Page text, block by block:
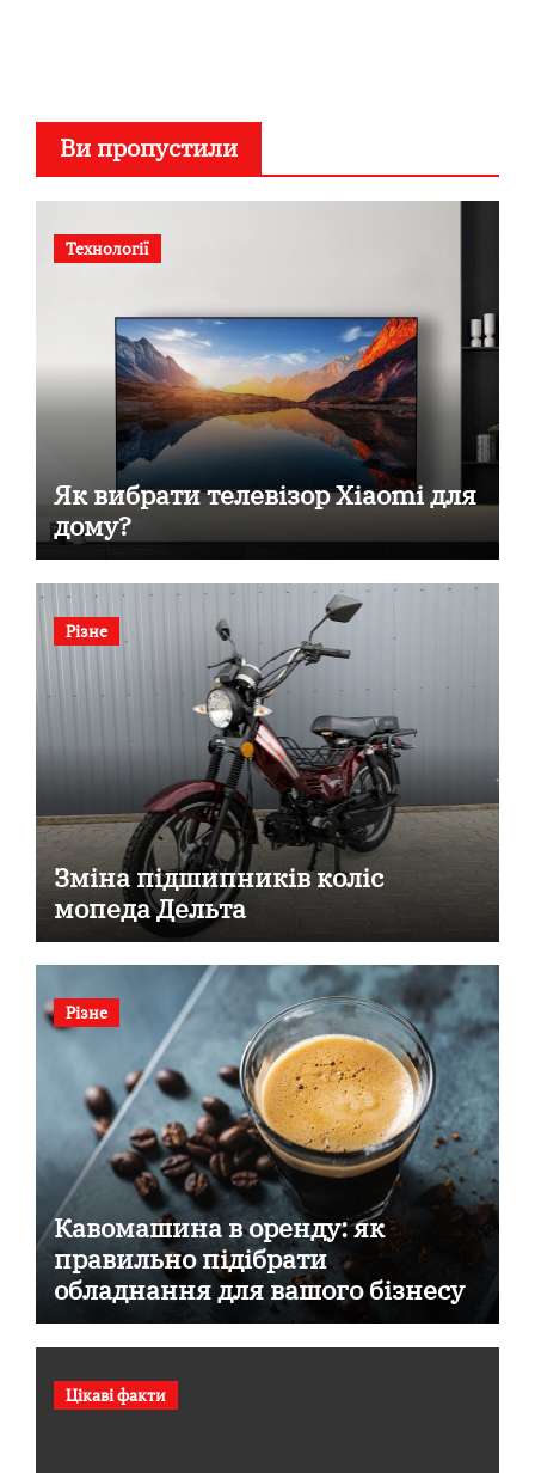
Ви пропустили
Технології
Як вибрати телевізор Xiaomi для
дому?
Різне
Зміна підшипників коліс
мопеда Дельта
Різне
Кавомашина в оренду: як
правильно підібрати
обладнання для вашого бізнесу
Цікаві факти